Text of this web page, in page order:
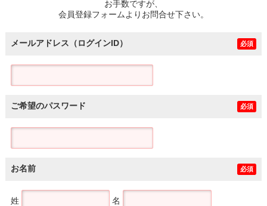
お手数ですが、
会員登録フォームよりお問合せ下さい。
メールアドレス（ログインID） 必須
ご希望のパスワード 必須
お名前 必須
姓 名